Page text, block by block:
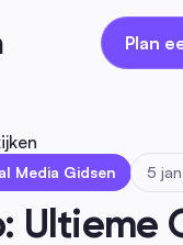
Plan
Plan
Media Gidsen 5
Ultieme